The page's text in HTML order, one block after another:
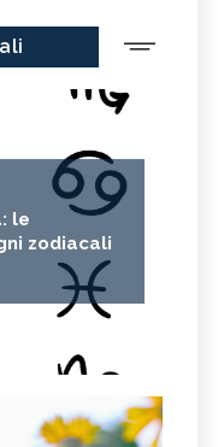
le
zodiacali